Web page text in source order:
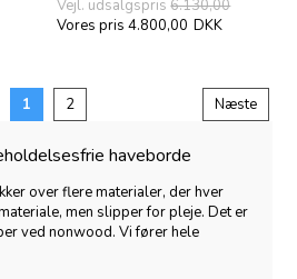
Vejl. udsalgspris6.130,00
Vores pris 4.800,00 DKK
1 2 Næste
haveborde
over flere materialer, der hver
men slipper for pleje. Det er
ved nonwood. Vi fører hele